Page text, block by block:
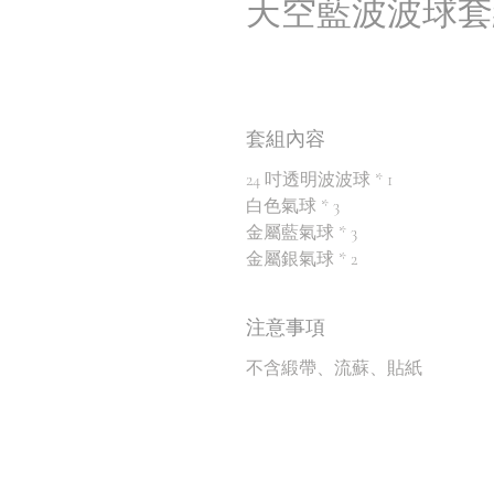
天空藍波波球
套組內容
24 吋透明波波球 * 1
白色氣球 * 3
金屬藍氣球 * 3
金屬銀氣球 * 2
注意事項
不含緞帶、流蘇、貼紙